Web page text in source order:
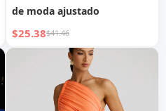
de moda ajustado
$25.38$41.46